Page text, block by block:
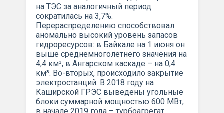
на ТЭС за аналогичный период
сократилась на 3,7%.
Перераспределению способствовал
аномально высокий уровень запасов
гидроресурсов: в Байкале на 1 июня он
выше среднемноголетнего значения на
4,4 км³, в Ангарском каскаде – на 0,4
км³. Во-вторых, происходило закрытие
электростанций. В 2018 году на
Каширской ГРЭС выведены угольные
блоки суммарной мощностью 600 МВт,
в начале 2019 года – турбоагрегат